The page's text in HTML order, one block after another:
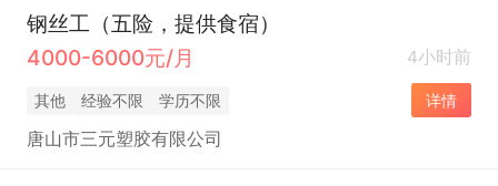
钢丝工（五险，提供食宿）
4000-6000元/月
4小时前
其他 经验不限 学历不限 详情
唐山市三元塑胶有限公司